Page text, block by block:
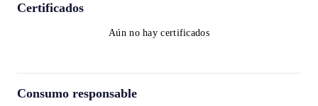
Certificados
Aún no hay certificados
Consumo responsable